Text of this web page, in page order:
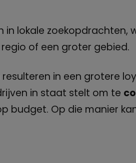
lokale zoekopdrachten,
of een groter gebied.
in een grotere
in staat stelt om te
budget. Op die manier